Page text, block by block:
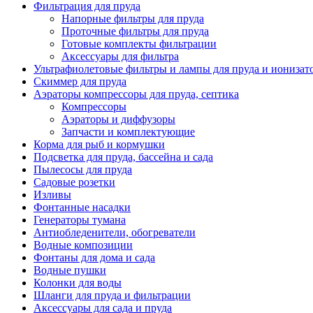
Фильтрация для пруда
Напорные фильтры для пруда
Проточные фильтры для пруда
Готовые комплекты фильтрации
Аксессуары для фильтра
Ультрафиолетовые фильтры и лампы для пруда и
Скиммер для пруда
Аэраторы компрессоры для пруда, септика
Компрессоры
Аэраторы и диффузоры
Запчасти и комплектующие
Корма для рыб и кормушки
Подсветка для пруда, бассейна и сада
Пылесосы для пруда
Садовые розетки
Изливы
Фонтанные насадки
Генераторы тумана
Антиобледенители, обогреватели
Водные композиции
Фонтаны для дома и сада
Водные пушки
Колонки для воды
Шланги для пруда и фильтрации
Аксессуары для сада и пруда